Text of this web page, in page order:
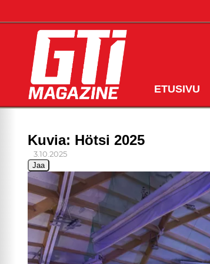
ETUSIVU
Kuvia: Hötsi 2025
3.10.2025
Jaa